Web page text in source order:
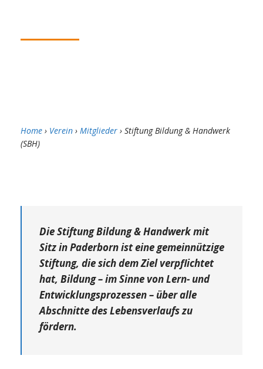
Home › Verein › Mitglieder › Stiftung Bildung & Handwerk
(SBH)
Die Stiftung Bildung & Handwerk mit
Sitz in Paderborn ist eine gemeinnützige
Stiftung, die sich dem Ziel verpflichtet
hat, Bildung – im Sinne von Lern- und
Entwicklungsprozessen – über alle
Abschnitte des Lebensverlaufs zu
fördern.